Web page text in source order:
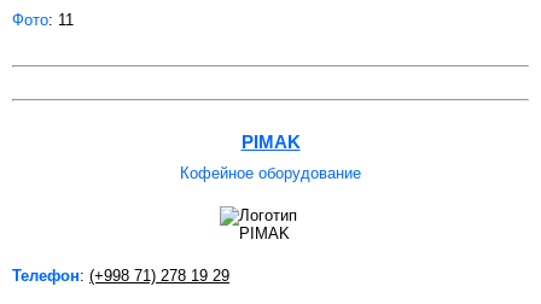
Фото: 11
PIMAK
Кофейное оборудование
Телефон: (+998 71) 278 19 29